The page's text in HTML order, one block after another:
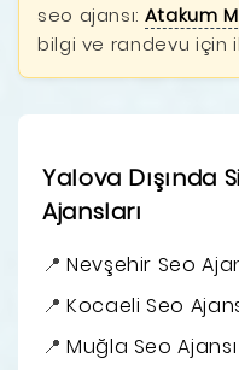
seo ajansı: Atakum
bilgi ve randevu için
Yalova Dışında
Ajansları
Nevşehir Seo
Kocaeli Seo
Muğla Seo